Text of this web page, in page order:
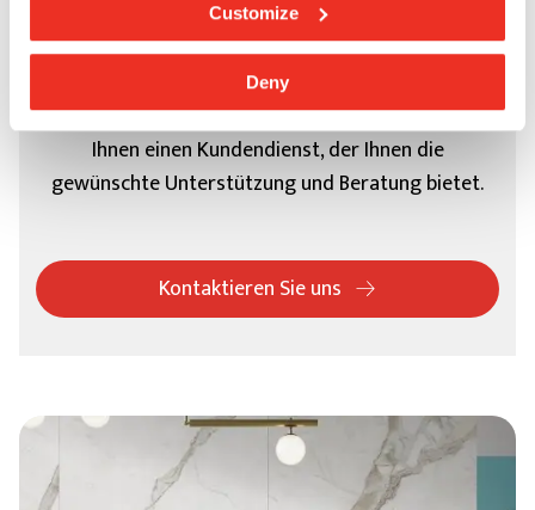
Customize
Deny
Kundendienst
Brauchen Sie Hilfe? Casalgrande Padana bietet
Ihnen einen Kundendienst, der Ihnen die
gewünschte Unterstützung und Beratung bietet.
Kontaktieren Sie uns